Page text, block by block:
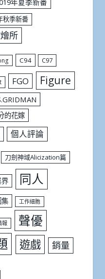
秋季新番
所
C94 C97
FGO Figure
的花嫁
個人評論
刀劍神域Alicization篇
同人
集 工作細胞
報 聲優
遊戲 銷量